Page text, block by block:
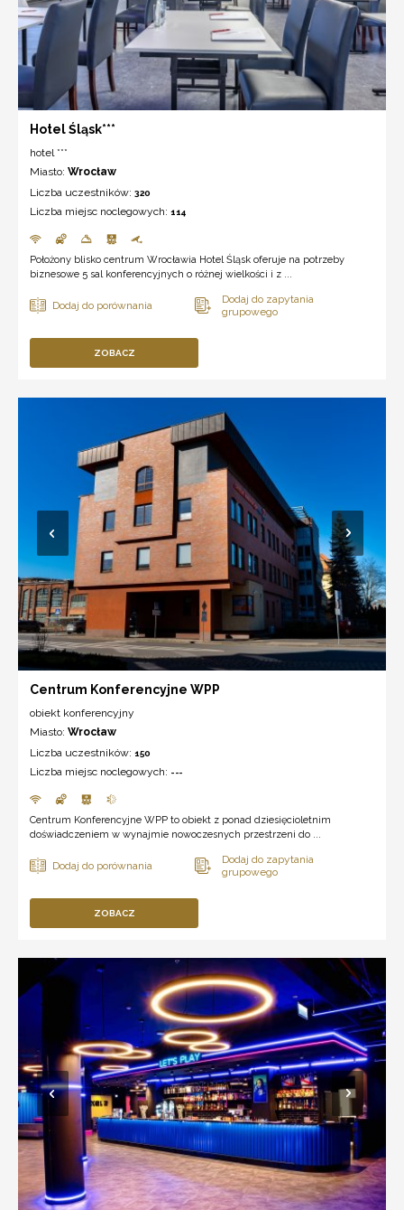
Hotel Śląsk***
hotel ***
Miasto: Wrocław
Liczba uczestników: 320
Liczba miejsc noclegowych: 114
Położony blisko centrum Wrocławia Hotel Śląsk oferuje na potrzeby
biznesowe 5 sal konferencyjnych o różnej wielkości i z ...
ZOBACZ
Centrum Konferencyjne WPP
obiekt konferencyjny
Miasto: Wrocław
Liczba uczestników: 150
Liczba miejsc noclegowych: ---
Centrum Konferencyjne WPP to obiekt z ponad dziesięcioletnim
doświadczeniem w wynajmie nowoczesnych przestrzeni do ...
ZOBACZ